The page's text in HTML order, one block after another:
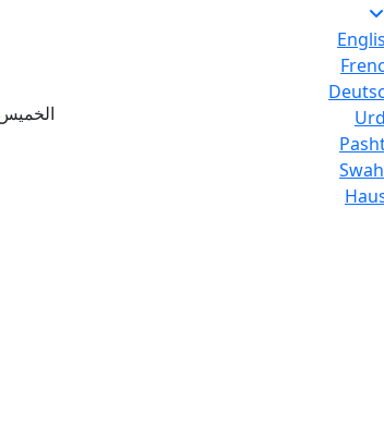
الخميس, 06 أغسطس 2026 – 23